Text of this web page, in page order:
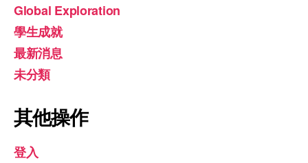
Global Exploration
學生成就
最新消息
未分類
其他操作
登入